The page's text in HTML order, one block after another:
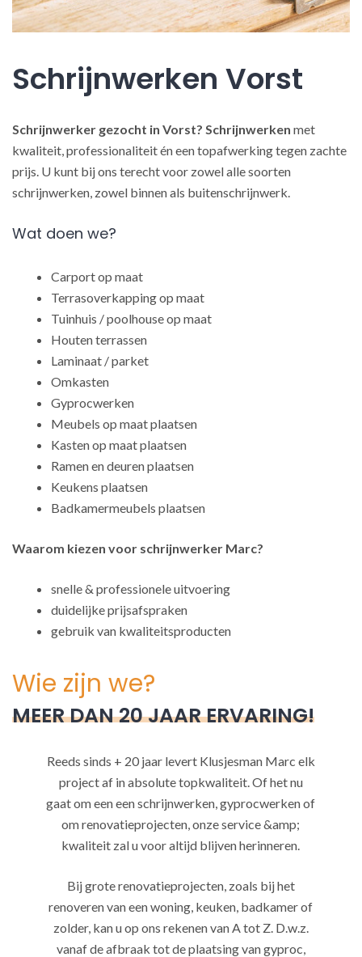
Schrijnwerken Vorst
Schrijnwerker gezocht in Vorst? Schrijnwerken met
kwaliteit, professionaliteit én een topafwerking tegen zachte
prijs. U kunt bij ons terecht voor zowel alle soorten
schrijnwerken, zowel binnen als buitenschrijnwerk.
Wat doen we?
Carport op maat
Terrasoverkapping op maat
Tuinhuis / poolhouse op maat
Houten terrassen
Laminaat / parket
Omkasten
Gyprocwerken
Meubels op maat plaatsen
Kasten op maat plaatsen
Ramen en deuren plaatsen
Keukens plaatsen
Badkamermeubels plaatsen
Waarom kiezen voor schrijnwerker Marc?
snelle & professionele uitvoering
duidelijke prijsafspraken
gebruik van kwaliteitsproducten
Wie zijn we?
MEER DAN 20 JAAR ERVARING!
Reeds sinds + 20 jaar levert Klusjesman Marc elk
project af in absolute topkwaliteit. Of het nu
gaat om een een schrijnwerken, gyprocwerken of
om renovatieprojecten, onze service &amp;
kwaliteit zal u voor altijd blijven herinneren.
Bij grote renovatieprojecten, zoals bij het
renoveren van een woning, keuken, badkamer of
zolder, kan u op ons rekenen van A tot Z. D.w.z.
vanaf de afbraak tot de plaatsing van gyproc,